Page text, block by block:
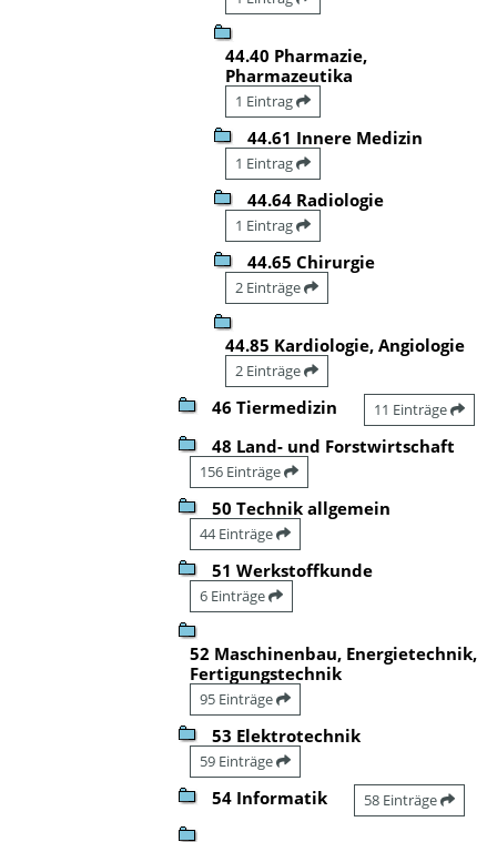
44.40 Pharmazie,
Pharmazeutika
1 Eintrag
44.61 Innere Medizin
1 Eintrag
44.64 Radiologie
1 Eintrag
44.65 Chirurgie
2 Einträge
44.85 Kardiologie, Angiologie
2 Einträge
46 Tiermedizin 11 Einträge
48 Land- und Forstwirtschaft
156 Einträge
50 Technik allgemein
44 Einträge
51 Werkstoffkunde
6 Einträge
52 Maschinenbau, Energietechnik,
Fertigungstechnik
95 Einträge
53 Elektrotechnik
59 Einträge
54 Informatik 58 Einträge